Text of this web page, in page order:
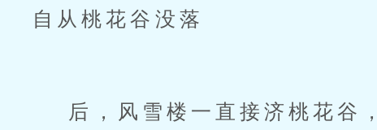
自从桃花谷没落
后，风雪楼一直接济桃花谷